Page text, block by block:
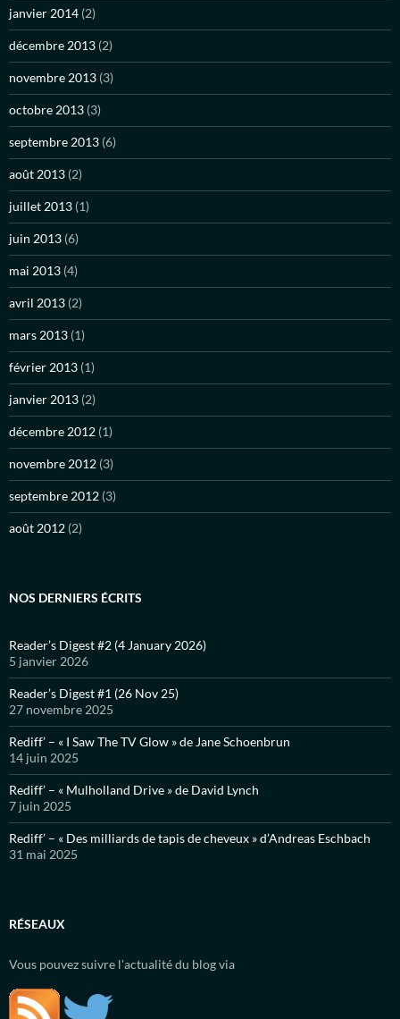
janvier 2014 (2)
décembre 2013 (2)
novembre 2013 (3)
octobre 2013 (3)
septembre 2013 (6)
août 2013 (2)
juillet 2013 (1)
juin 2013 (6)
mai 2013 (4)
avril 2013 (2)
mars 2013 (1)
février 2013 (1)
janvier 2013 (2)
décembre 2012 (1)
novembre 2012 (3)
septembre 2012 (3)
août 2012 (2)
NOS DERNIERS ÉCRITS
Reader’s Digest #2 (4 January 2026)
5 janvier 2026
Reader’s Digest #1 (26 Nov 25)
27 novembre 2025
Rediff’ – « I Saw The TV Glow » de Jane Schoenbrun
14 juin 2025
Rediff’ – « Mulholland Drive » de David Lynch
7 juin 2025
Rediff’ – « Des milliards de tapis de cheveux » d’Andreas Eschbach
31 mai 2025
RÉSEAUX
Vous pouvez suivre l'actualité du blog via